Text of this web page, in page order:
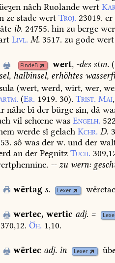
nâch Ruolande wert
ze stade wert Troj. 23019. er
ib. 24755. hin zu berge
Livl. M. 3517. zu gode wert
FindeB wert, -des stm. (
halbinsel, erhöhtes
(wert, werd, wirt, wer,
(Er. 1919. 30). Trist. Mai,
nâhe bî der bürge sîn, dâ
vil schœne was Engelh.
werde sî gelach Kchr. D.
sô was der w. und der
an der Pegnitz Tuch.
-- zu wern:
wërtag s. Lexer
wertec, wertic adj. =
370,12. Öh. 1,10.
wërtec adj. in Lexer